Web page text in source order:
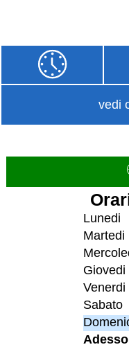
vedi
Lunedi
Martedi
Giovedi
Venerdi
Sabato